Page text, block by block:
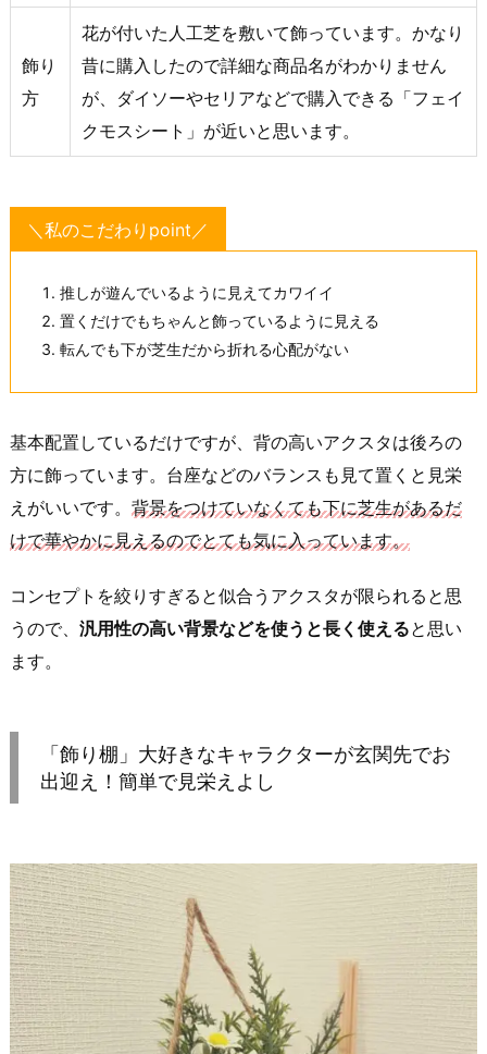
飾り
方
花が付いた人工芝を敷いて飾っています。かなり
昔に購入したので詳細な商品名がわかりません
が、ダイソーやセリアなどで購入できる「フェイ
クモスシート」が近いと思います。
＼私のこだわりpoint／
推しが遊んでいるように見えてカワイイ
置くだけでもちゃんと飾っているように見える
転んでも下が芝生だから折れる心配がない
基本配置しているだけですが、背の高いアクスタは後ろの
方に飾っています。台座などのバランスも見て置くと見栄
えがいいです。 背景をつけていなくても下に芝生があるだ
けで華やかに見えるのでとても気に入っています。
コンセプトを絞りすぎると似合うアクスタが限られると思
うので、 汎用性の高い背景などを使うと長く使えると思い
ます。
「飾り棚」大好きなキャラクターが玄関先でお
出迎え！簡単で見栄えよし